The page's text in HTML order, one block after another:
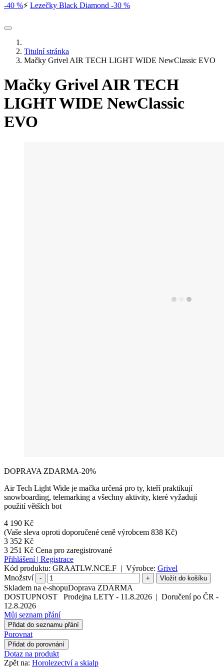
-40 %⚡ Lezečky Black Diamond -30 %
Titulní stránka
Mačky Grivel AIR TECH LIGHT WIDE NewClassic EVO
Mačky Grivel AIR TECH
LIGHT WIDE NewClassic
EVO
DOPRAVA ZDARMA-20%
Air Tech Light Wide je mačka určená pro ty, kteří praktikují
snowboarding, telemarking a všechny aktivity, které vyžadují
použití větších bot
4 190 Kč
(Vaše sleva oproti doporučené ceně výrobcem 838 Kč)
3 352 Kč
3 251 Kč Cena pro zaregistrované
Přihlášení | Registrace
Kód produktu: GRAATLW.NCE.F | Výrobce: Grivel
Množství
- +
Skladem na e-shopuDoprava ZDARMA
DOSTUPNOST
Prodejna LETY - 11.8.2026 | Doručení po ČR -
12.8.2026
Můj seznam přání
Přidat do seznamu přání
Porovnat
Přidat do porovnání
Dotaz na produkt
Zpět na: Horolezectví a skialp